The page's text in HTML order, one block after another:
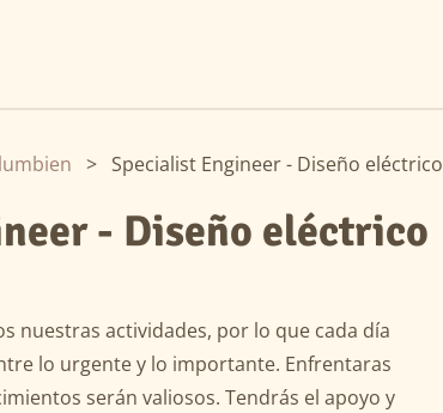
> Specialist Engineer - Diseño eléctrico
- Diseño eléctrico
nuestras actividades, por lo que cada día
lo urgente y lo importante. Enfrentaras
serán valiosos. Tendrás el apoyo y